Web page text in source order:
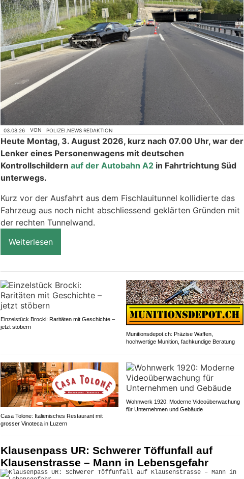
03.08.26 VON POLIZEI.NEWS REDAKTION
Heute Montag, 3. August 2026, kurz nach 07.00 Uhr, war der
Lenker eines Personenwagens mit deutschen
Kontrollschildern auf der Autobahn A2 in Fahrtrichtung Süd
unterwegs.
Kurz vor der Ausfahrt aus dem Fischlauitunnel kollidierte das
Fahrzeug aus noch nicht abschliessend geklärten Gründen mit
der rechten Tunnelwand.
Weiterlesen
Einzelstück Brocki: Raritäten mit Geschichte –
jetzt stöbern
Munitionsdepot.ch: Präzise Waffen,
hochwertige Munition, fachkundige Beratung
Casa Tolone: Italienisches Restaurant mit
grosser Vinoteca in Luzern
Wohnwerk 1920: Moderne Videoüberwachung
für Unternehmen und Gebäude
Klausenpass UR: Schwerer Töffunfall auf
Klausenstrasse – Mann in Lebensgefahr